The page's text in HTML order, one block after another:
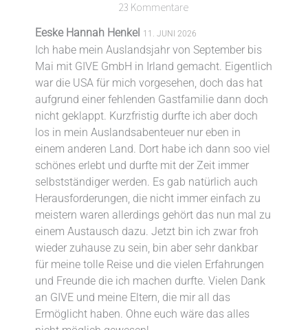
23 Kommentare
Eeske Hannah Henkel 11. JUNI 2026
Ich habe mein Auslandsjahr von September bis
Mai mit GIVE GmbH in Irland gemacht. Eigentlich
war die USA für mich vorgesehen, doch das hat
aufgrund einer fehlenden Gastfamilie dann doch
nicht geklappt. Kurzfristig durfte ich aber doch
los in mein Auslandsabenteuer nur eben in
einem anderen Land. Dort habe ich dann soo viel
schönes erlebt und durfte mit der Zeit immer
selbstständiger werden. Es gab natürlich auch
Herausforderungen, die nicht immer einfach zu
meistern waren allerdings gehört das nun mal zu
einem Austausch dazu. Jetzt bin ich zwar froh
wieder zuhause zu sein, bin aber sehr dankbar
für meine tolle Reise und die vielen Erfahrungen
und Freunde die ich machen durfte. Vielen Dank
an GIVE und meine Eltern, die mir all das
Ermöglicht haben. Ohne euch wäre das alles